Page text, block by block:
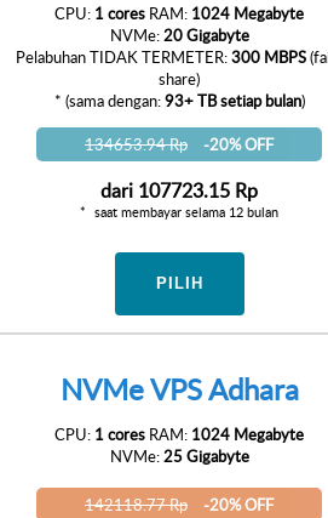
CPU: 1 cores RAM: 1024 Megabyte
NVMe:20 Gigabyte
Pelabuhan TIDAK TERMETER:300 MBPS
share)
* (sama dengan:93+ TB setiap bulan)
134653.94 Rp
-20% OFF
dari 107723.15 Rp
saat membayar selama 12 bulan
PILIH
NVMe VPS Adhara
CPU: 1 cores RAM: 1024 Megabyte
NVMe:25 Gigabyte
142118.77 Rp -20% OFF